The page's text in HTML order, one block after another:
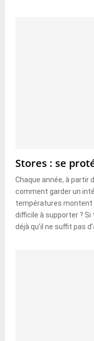
Stores : se
Chaque année, à partir
comment garder un
températures montent
difficile à supporter ?
déjà qu’il ne suffit pas